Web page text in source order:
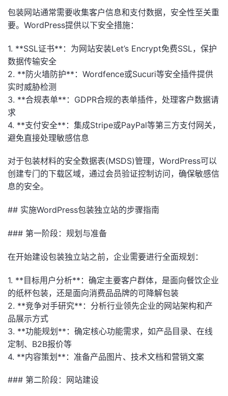
包装网站通常需要收集客户信息和支付数据，安全性至关重
要。WordPress提供以下安全措施：
1. **SSL证书**：为网站安装Let’s Encrypt免费SSL，保护
数据传输安全
2. **防火墙防护**：Wordfence或Sucuri等安全插件提供
实时威胁检测
3. **合规表单**：GDPR合规的表单插件，处理客户数据请
求
4. **支付安全**：集成Stripe或PayPal等第三方支付网关，
避免直接处理敏感信息
对于包装材料的安全数据表(MSDS)管理，WordPress可以
创建专门的下载区域，通过会员验证控制访问，确保敏感信
息的安全。
## 实施WordPress包装独立站的步骤指南
### 第一阶段：规划与准备
在开始建设包装独立站之前，企业需要进行全面规划：
1. **目标用户分析**：确定主要客户群体，是面向餐饮企业
的纸杯包装，还是面向消费品品牌的可降解包装
2. **竞争对手研究**：分析行业领先企业的网站架构和产
品展示方式
3. **功能规划**：确定核心功能需求，如产品目录、在线
定制、B2B报价等
4. **内容策划**：准备产品图片、技术文档和营销文案
### 第二阶段：网站建设